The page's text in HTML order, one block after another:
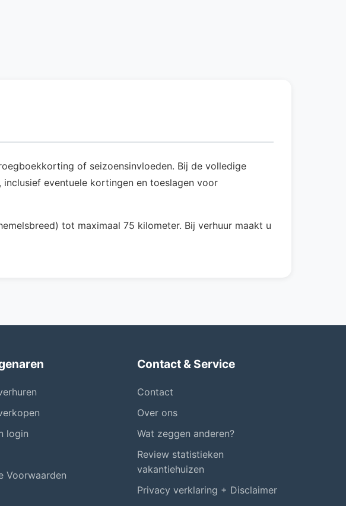
of seizoensinvloeden. Bij de volledige
eventuele kortingen en toeslagen voor
tot maximaal 75 kilometer. Bij verhuur maakt u
login
Voorwaarden
Contact & Service
Contact
Over ons
Wat zeggen anderen?
Review statistieken
vakantiehuizen
Privacy verklaring + Disclaimer